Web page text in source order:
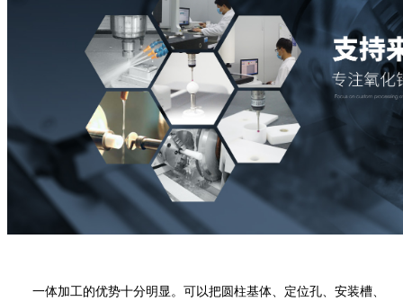
一体加工的优势十分明显。可以把圆柱基体、定位孔、安装槽、